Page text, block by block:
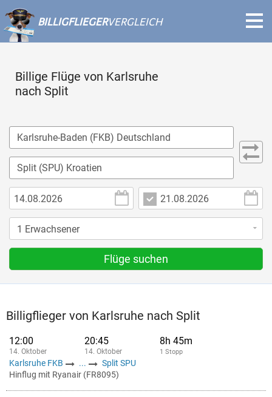
BILLIGFLIEGERVERGLEICH
Billige Flüge von Karlsruhe
nach Split
Flüge suchen
Billigflieger von Karlsruhe nach Split
12:00
14. Oktober
20:45
14. Oktober
8h 45m
1 Stopp
Karlsruhe FKB ...
Split SPU
Hinflug mit Ryanair (FR8095)